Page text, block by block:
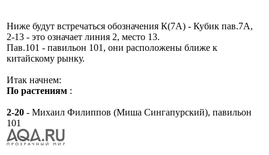
Ниже будут встречаться обозначения К(7А) - Кубик пав.7А,
2-13 - это означает линия 2, место 13.
Пав.101 - павильон 101, они расположены ближе к
китайскому рынку.
Итак начнем:
По растениям :
2-20 - Михаил Филиппов (Миша Сингапурский), павильон
101